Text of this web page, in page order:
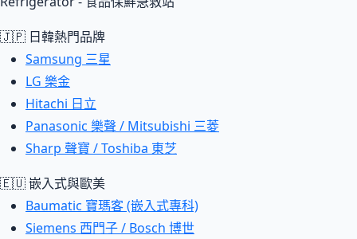
🇯🇵 日韓熱門品牌
Samsung 三星
LG 樂金
Hitachi 日立
Panasonic 樂聲 / Mitsubishi 三菱
Sharp 聲寶 / Toshiba 東芝
🇪🇺 嵌入式與歐美
Baumatic 寶瑪客 (嵌入式專科)
Siemens 西門子 / Bosch 博世